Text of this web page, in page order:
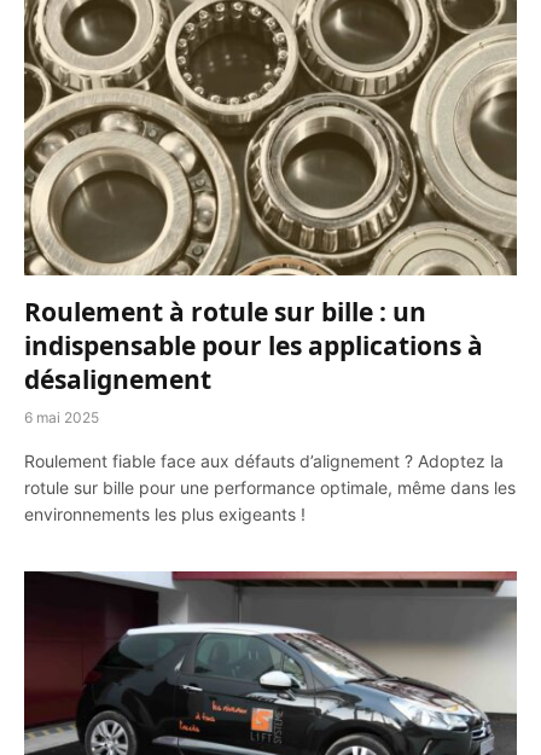
Roulement à rotule sur bille : un
indispensable pour les applications à
désalignement
6 mai 2025
Roulement fiable face aux défauts d’alignement ? Adoptez la
rotule sur bille pour une performance optimale, même dans les
environnements les plus exigeants !